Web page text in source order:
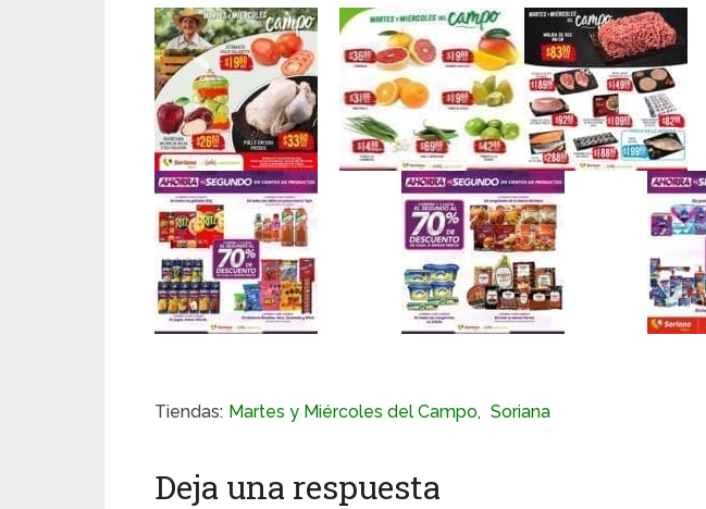
Tiendas: Martes y Miércoles del Campo, Soriana
Deja una respuesta